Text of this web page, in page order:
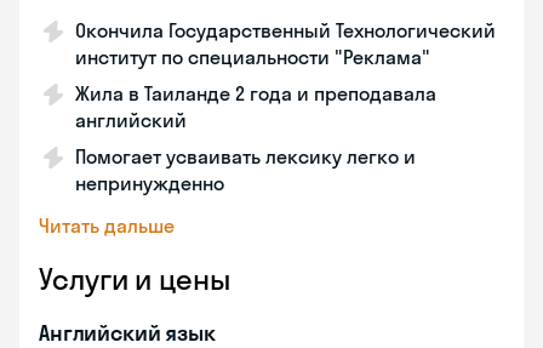
Окончила Государственный Технологический
институт по специальности "Реклама"
Жила в Таиланде 2 года и преподавала
английский
Помогает усваивать лексику легко и
непринужденно
Читать дальше
Услуги и цены
Английский язык